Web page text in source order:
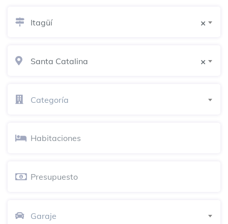
Colegio Alemán - Deutsche Schule
Medellin
hogar
Kasana
×
Itagüí
×
Santa Catalina
Categoría
Garaje